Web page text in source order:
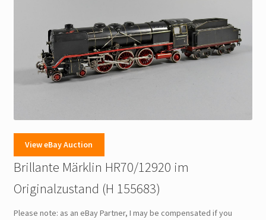
View eBay Auction
Brillante Märklin HR70/12920 im
Originalzustand (H 155683)
Please note: as an eBay Partner, I may be compensated if you